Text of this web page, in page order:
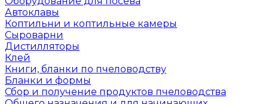
Автоклавы
Коптильни и коптильные камеры
Сыроварни
Дистилляторы
Клей
Книги, бланки по пчеловодству
Бланки и формы
Сбор и получение продуктов пчеловодства